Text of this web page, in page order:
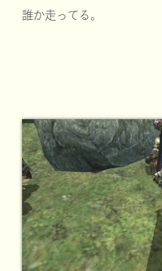
誰か走ってる。